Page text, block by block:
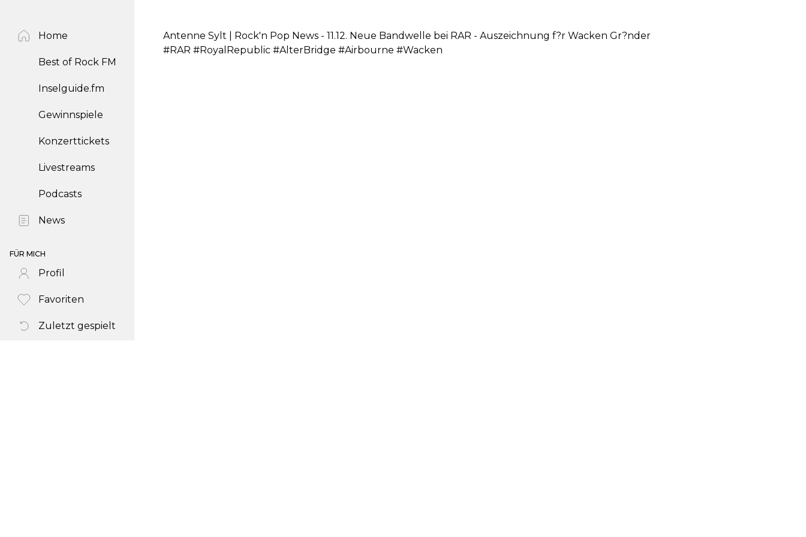
Home
Best of Rock FM
Inselguide.fm
Gewinnspiele
Konzerttickets
Livestreams
Podcasts
News
FÜR MICH
Profil
Favoriten
Zuletzt gespielt
Antenne Sylt | Rock'n Pop News - 11.12. Neue Bandwelle bei RAR - Auszeichnung f?r Wacken Gr?nder
#RAR #RoyalRepublic #AlterBridge #Airbourne #Wacken